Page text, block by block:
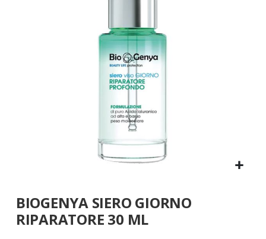
all'inizio
della
galleria
BIOGENYA SIERO GIORNO
RIPARATORE 30 ML